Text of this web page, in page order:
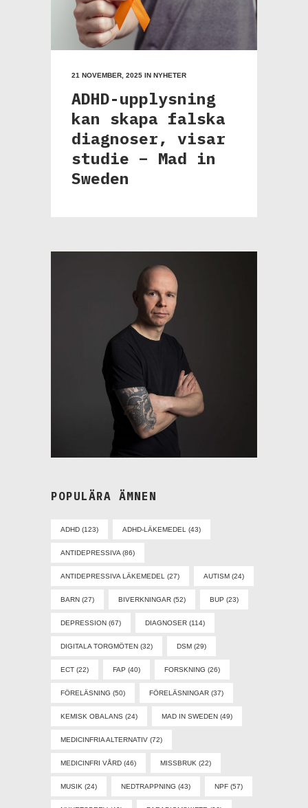
21 NOVEMBER, 2025 IN NYHETER
ADHD-upplysning
kan skapa falska
diagnoser, visar
studie – Mad in
Sweden
POPULÄRA ÄMNEN
ADHD (123) ADHD-LÄKEMEDEL (43)
ANTIDEPRESSIVA (86)
ANTIDEPRESSIVA LÄKEMEDEL (27) AUTISM (24)
BARN (27) BIVERKNINGAR (52) BUP (23)
DEPRESSION (67) DIAGNOSER (114)
DIGITALA TORGMÖTEN (32) DSM (29)
ECT (22) FAP (40) FORSKNING (26)
FÖRELÄSNING (50) FÖRELÄSNINGAR (37)
KEMISK OBALANS (24) MAD IN SWEDEN (49)
MEDICINFRIA ALTERNATIV (72)
MEDICINFRI VÅRD (46) MISSBRUK (22)
MUSIK (24) NEDTRAPPNING (43) NPF (57)